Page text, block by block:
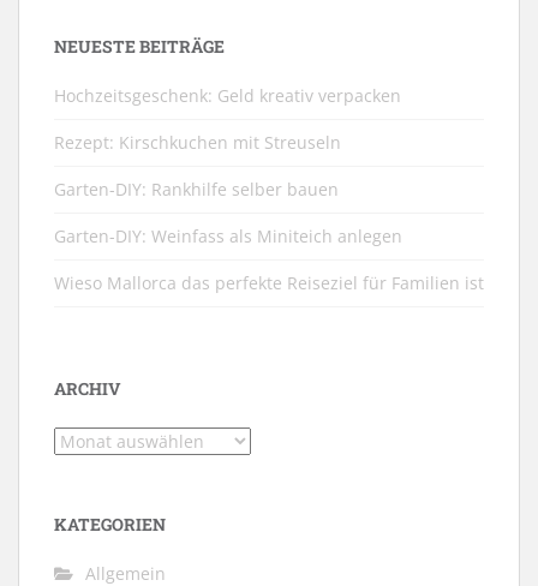
NEUESTE BEITRÄGE
Hochzeitsgeschenk: Geld kreativ verpacken
Rezept: Kirschkuchen mit Streuseln
Garten-DIY: Rankhilfe selber bauen
Garten-DIY: Weinfass als Miniteich anlegen
Wieso Mallorca das perfekte Reiseziel für Familien ist
ARCHIV
Archiv
KATEGORIEN
Allgemein